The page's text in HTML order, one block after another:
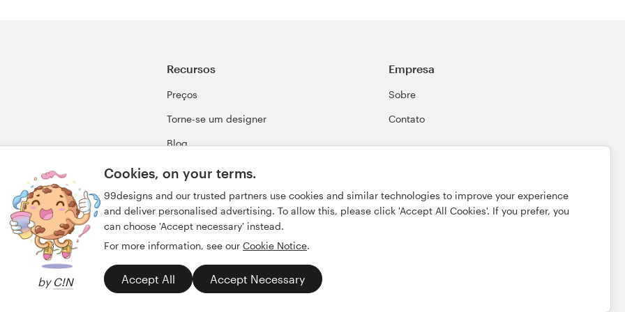
by C!N
Cookies, on your terms.
99designs and our trusted partners use cookies and similar technologies to improve your experience
and deliver personalised advertising. To allow this, please click 'Accept All Cookies'. If you prefer, you
can choose 'Accept necessary' instead.
For more information, see our Cookie Notice.
Accept All Accept Necessary
Recursos
Preços
Torne-se um designer
Blog
Empresa
Sobre
Contato